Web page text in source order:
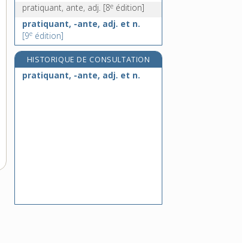
pré [II], n. m.
préadamisme, n. m.
pratiquant, ante, adj. [8e édition]
pratiquant, -ante, adj. et n.
[9e édition]
HISTORIQUE DE CONSULTATION
pratiquant, -ante, adj. et n.